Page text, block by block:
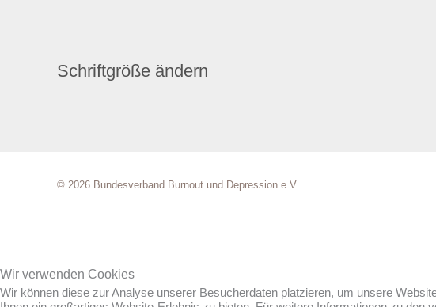
Schriftgröße ändern
© 2026 Bundesverband Burnout und Depression e.V.
Wir verwenden Cookies
Wir können diese zur Analyse unserer Besucherdaten platzieren, um unsere